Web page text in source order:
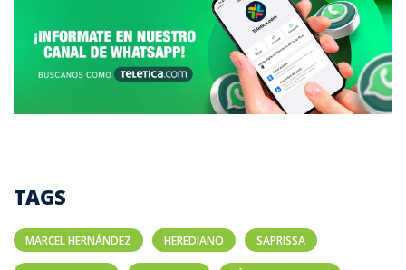
TAGS
MARCEL HERNÁNDEZ HEREDIANO SAPRISSA